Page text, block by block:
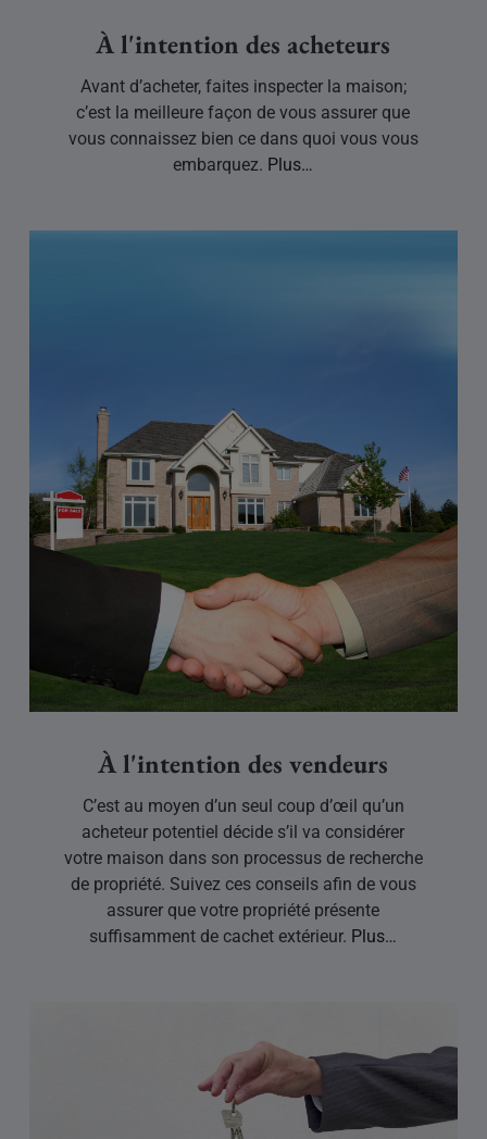
À l'intention des acheteurs
Avant d’acheter, faites inspecter la maison;
c’est la meilleure façon de vous assurer que
vous connaissez bien ce dans quoi vous vous
embarquez. Plus…
À l'intention des vendeurs
C’est au moyen d’un seul coup d’œil qu’un
acheteur potentiel décide s’il va considérer
votre maison dans son processus de recherche
de propriété. Suivez ces conseils afin de vous
assurer que votre propriété présente
suffisamment de cachet extérieur. Plus…